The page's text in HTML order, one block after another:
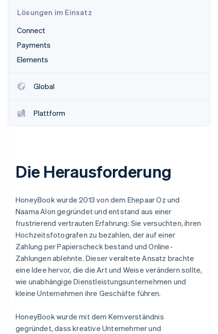
Atlas
Start-up-Gründung
Climate
CO₂-Entnahme
Identity
Lösungen im Einsatz
Connect
Payments
Elements
Global
Plattform
Die Herausforderung
HoneyBook wurde 2013 von dem Ehepaar Oz und
Naama Alon gegründet und entstand aus einer
frustrierend vertrauten Erfahrung: Sie versuchten, ihren
Hochzeitsfotografen zu bezahlen, der auf einer
Zahlung per Papierscheck bestand und Online-
Zahlungen ablehnte. Dieser veraltete Ansatz brachte
eine Idee hervor, die die Art und Weise verändern sollte,
wie unabhängige Dienstleistungsunternehmen und
kleine Unternehmen ihre Geschäfte führen.
HoneyBook wurde mit dem Kernverständnis
gegründet, dass kreative Unternehmer und